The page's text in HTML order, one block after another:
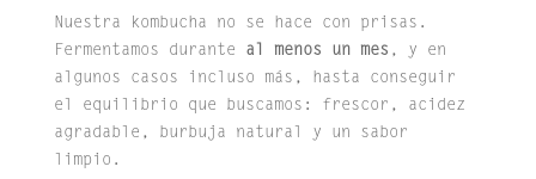
Nuestra kombucha no se hace con prisas.
Fermentamos durante al menos un mes , y en
algunos casos incluso más, hasta conseguir
el equilibrio que buscamos: frescor, acidez
agradable, burbuja natural y un sabor
limpio.